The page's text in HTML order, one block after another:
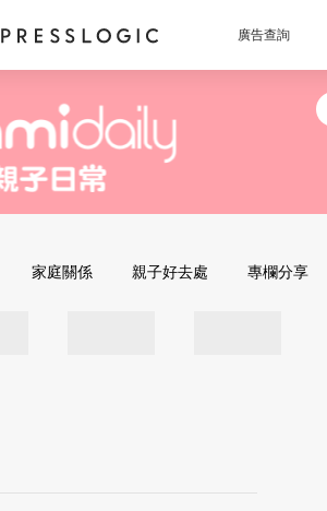
廣告查詢
家庭關係 親子好去處 專欄分享